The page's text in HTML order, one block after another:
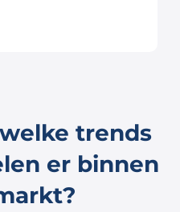
trends
er binnen